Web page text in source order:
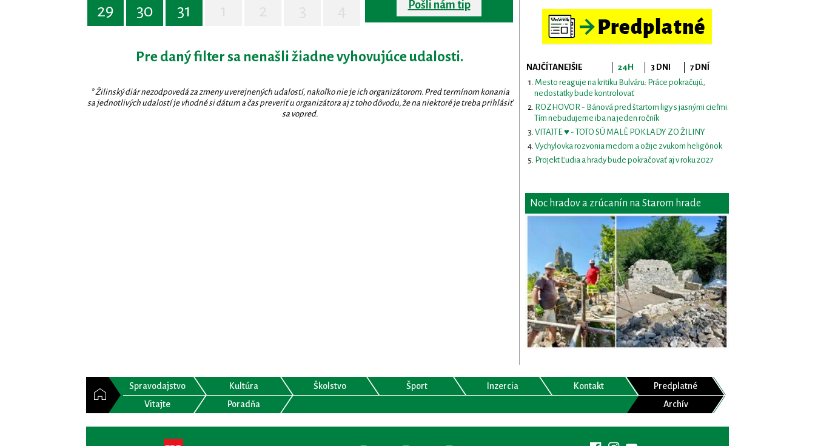
29
30 31 Pošli nám tip
Pre daný filter sa nenašli žiadne vyhovujúce udalosti.
* Žilinský diár nezodpovedá za zmeny uverejnených udalostí, nakoľko nie je ich organizátorom. Pred termínom konania
sa jednotlivých udalostí je vhodné si dátum a čas preveriť u organizátora aj z toho dôvodu, že na niektoré je treba prihlásiť
sa vopred.
NAJČÍTANEJŠIE 24H 3 DNI
7 DNÍ
Mesto reaguje na kritiku Bulváru: Práce pokračujú,
nedostatky bude kontrolovať
ROZHOVOR - Bánová pred štartom ligy s jasnými cieľmi:
Tím nebudujeme iba na jeden ročník
VITAJTE ♥ - TOTO SÚ MALÉ POKLADY ZO ŽILINY
Vychylovka rozvonia medom a ožije zvukom heligónok
Projekt Ľudia a hrady bude pokračovať aj v roku 2027
Noc hradov a zrúcanín na Starom hrade
Spravodajstvo Kultúra Školstvo Šport Inzercia Kontakt
Predplatné
Vitajte
Poradňa Archív